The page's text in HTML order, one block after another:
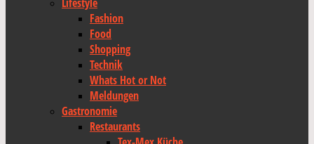
Fashion
Food
Shopping
Technik
Whats Hot or Not
Meldungen
Gastronomie
Restaurants